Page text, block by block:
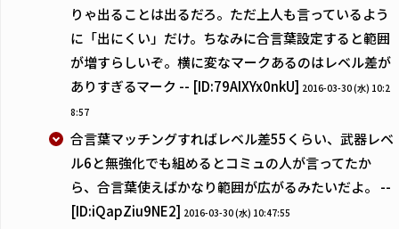
りゃ出ることは出るだろ。ただ上人も言っているよう
に「出にくい」だけ。ちなみに合言葉設定すると範囲
が増すらしいぞ。横に変なマークあるのはレベル差が
ありすぎるマーク -- [ID:79AIXYx0nkU] 2016-03-30 (水) 10:2
8:57
合言葉マッチングすればレベル差55くらい、武器レベ
ル6と無強化でも組めるとコミュの人が言ってたか
ら、合言葉使えばかなり範囲が広がるみたいだよ。 --
[ID:iQapZiu9NE2] 2016-03-30 (水) 10:47:55